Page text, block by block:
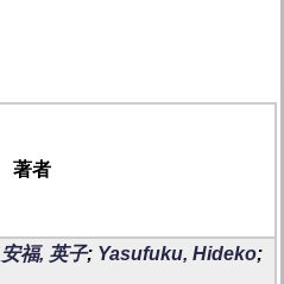
著者
安福, 英子; Yasufuku, Hideko;